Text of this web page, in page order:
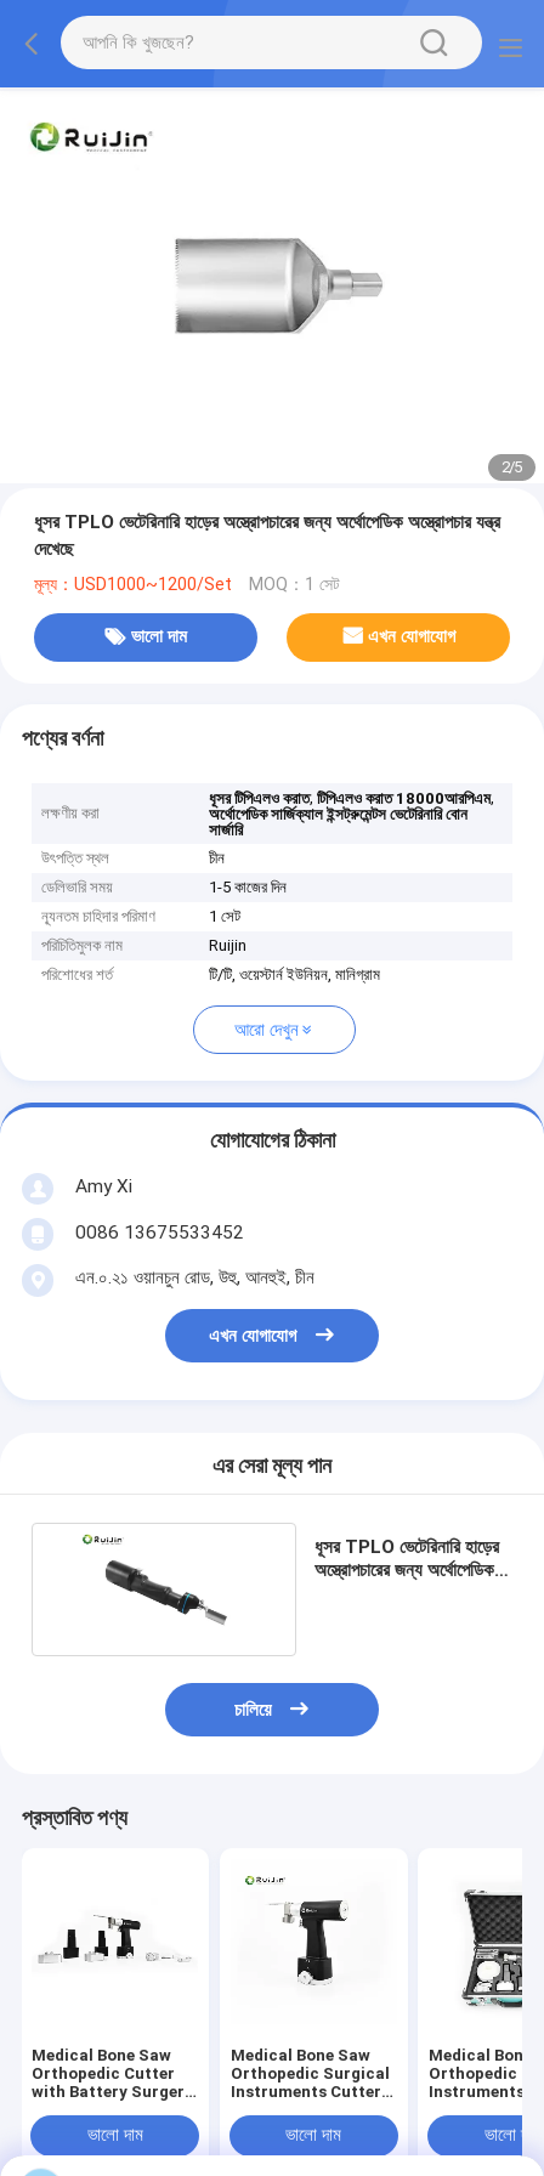
2/5
ধূসর TPLO ভেটেরিনারি হাড়ের অস্ত্রোপচারের জন্য অর্থোপেডিক অস্ত্রোপচার যন্ত্র
দেখেছে
মূল্য：USD1000~1200/Set MOQ：1 সেট
ভালো দাম এখন যোগাযোগ
পণ্যের বর্ণনা
লক্ষণীয় করা
ধূসর টিপিএলও করাত,টিপিএলও করাত 18000আরপিএম,
অর্থোপেডিক সার্জিক্যাল ইন্সট্রুমেন্টস ভেটেরিনারি বোন
সার্জারি
উৎপত্তি স্থল
চীন
ডেলিভারি সময়
1-5 কাজের দিন
ন্যূনতম চাহিদার পরিমাণ
1 সেট
পরিচিতিমুলক নাম
Ruijin
পরিশোধের শর্ত
টি/টি, ওয়েস্টার্ন ইউনিয়ন, মানিগ্রাম
আরো দেখুন
যোগাযোগের ঠিকানা
Amy Xi
0086 13675533452
এন.০.২১ ওয়ানচুন রোড, উহু, আনহুই, চীন
এখন যোগাযোগ
এর সেরা মূল্য পান
ধূসর TPLO ভেটেরিনারি হাড়ের
অস্ত্রোপচারের জন্য অর্থোপেডিক
চালিয়ে
প্রস্তাবিত পণ্য
Medical Bone Saw
Orthopedic Cutter
with Battery Surgery
Saw
ভালো দাম
Medical Bone Saw
Orthopedic Surgical
Instruments Cutter
Tool air Oscillating
Saw
ভালো দাম
Medical Bone
Orthopedic
Instruments
Tool air
Saw Ruijin
ভালো দাম